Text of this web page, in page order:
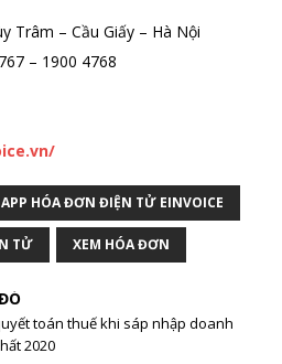
Trâm – Cầu Giấy – Hà Nội
– 1900 4768
APP HÓA ĐƠN ĐIỆN TỬ EINVOICE
TỬ XEM HÓA ĐƠN
toán thuế khi sáp nhập doanh
2020